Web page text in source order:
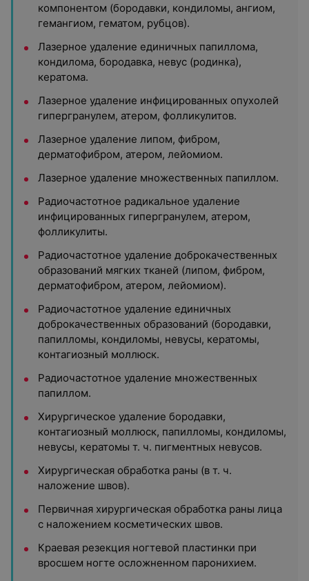
компонентом (бородавки, кондиломы, ангиом,
гемангиом, гематом, рубцов).
Лазерное удаление единичных папиллома,
кондилома, бородавка, невус (родинка),
кератома.
Лазерное удаление инфицированных опухолей
гипергранулем, атером, фолликулитов.
Лазерное удаление липом, фибром,
дерматофибром, атером, лейомиом.
Лазерное удаление множественных папиллом.
Радиочастотное радикальное удаление
инфицированных гипергранулем, атером,
фолликулиты.
Радиочастотное удаление доброкачественных
образований мягких тканей (липом, фибром,
дерматофибром, атером, лейомиом).
Радиочастотное удаление единичных
доброкачественных образований (бородавки,
папилломы, кондиломы, невусы, кератомы,
контагиозный моллюск.
Радиочастотное удаление множественных
папиллом.
Хирургическое удаление бородавки,
контагиозный моллюск, папилломы, кондиломы,
невусы, кератомы т. ч. пигментных невусов.
Хирургическая обработка раны (в т. ч.
наложение швов).
Первичная хирургическая обработка раны лица
с наложением косметических швов.
Краевая резекция ногтевой пластинки при
вросшем ногте осложненном паронихием.